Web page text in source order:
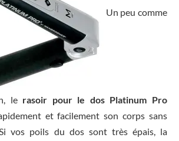
Un peu comme
le rasoir pour le dos Platinum Pro
et facilement son corps sans
vos poils du dos sont très épais, la